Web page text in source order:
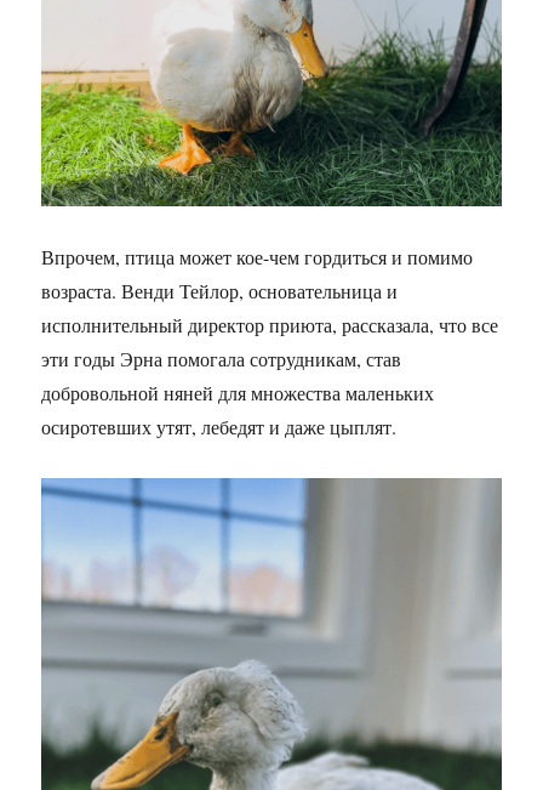
Впрочем, птица может кое-чем гордиться и помимо
возраста. Венди Тейлор, основательница и
исполнительный директор приюта, рассказала, что все
эти годы Эрна помогала сотрудникам, став
добровольной няней для множества маленьких
осиротевших утят, лебедят и даже цыплят.